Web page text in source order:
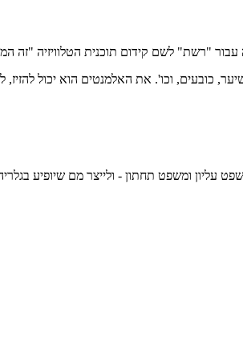
כובעים, וכו'. את האלמנטים הוא יכול
עליון ומשפט תחתון - ולייצר מם שיופיע